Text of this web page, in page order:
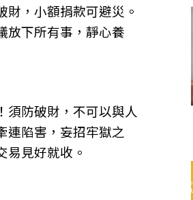
，小額捐款可避災。
放下所有事，靜心養
須防破財，不可以與人
連陷害，妄招牢獄之
易見好就收。